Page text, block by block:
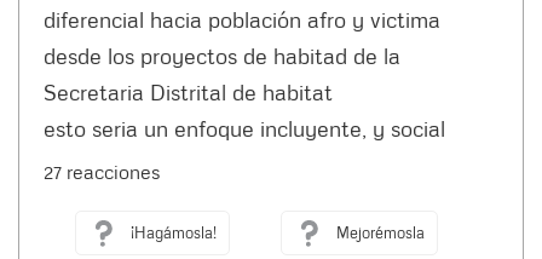
diferencial hacia población afro y victima
desde los proyectos de habitad de la
Secretaria Distrital de habitat
esto seria un enfoque incluyente, y social
27 reacciones
¡Hagámosla! Mejorémosla